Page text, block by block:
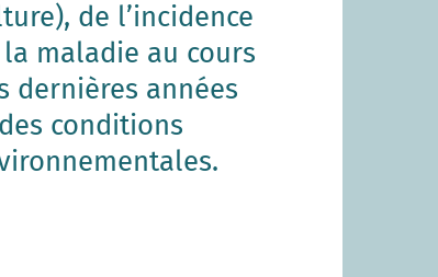
de l’incidence
maladie au cours
dernières années
conditions